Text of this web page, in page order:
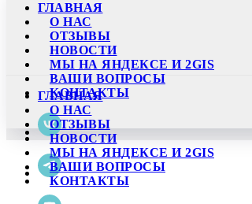
ГЛАВНАЯ
О НАС
ОТЗЫВЫ
НОВОСТИ
МЫ НА ЯНДЕКСЕ И 2GIS
ВАШИ ВОПРОСЫ
КОНТАКТЫ
ГЛАВНАЯ
О НАС
ОТЗЫВЫ
НОВОСТИ
МЫ НА ЯНДЕКСЕ И 2GIS
ВАШИ ВОПРОСЫ
КОНТАКТЫ